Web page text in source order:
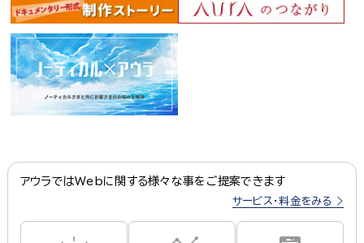
アウラではWebに関する様々な事をご提案できます
サービス・料金をみる